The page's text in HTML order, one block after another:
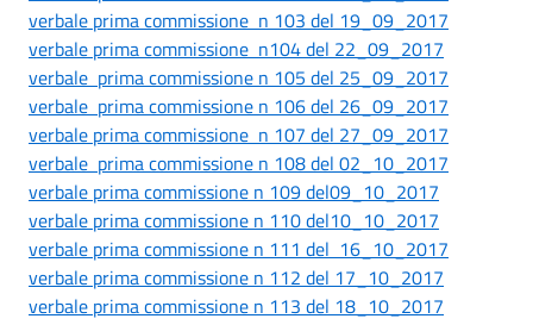
verbale prima commissione n 103 del 19_09_2017
verbale prima commissione n104 del 22_09_2017
verbale prima commissione n 105 del 25_09_2017
verbale prima commissione n 106 del 26_09_2017
verbale prima commissione n 107 del 27_09_2017
verbale prima commissione n 108 del 02_10_2017
verbale prima commissione n 109 del09_10_2017
verbale prima commissione n 110 del10_10_2017
verbale prima commissione n 111 del 16_10_2017
verbale prima commissione n 112 del 17_10_2017
verbale prima commissione n 113 del 18_10_2017